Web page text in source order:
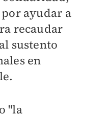
ayudar a
recaudar
sustento
en
"la